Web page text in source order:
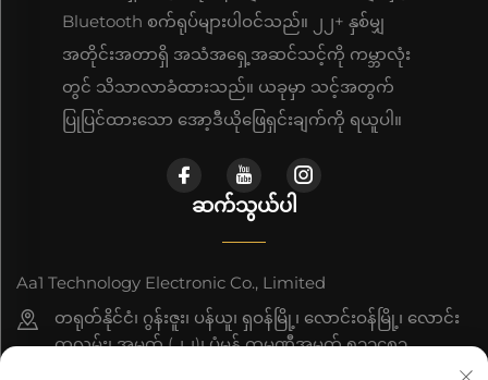
Bluetooth စက်ရုပ်များပါဝင်သည်။ ၂၂+ နှစ်မျှ
အတိုင်းအတာရှိ အသံအရှေ့အဆင်သင့်ကို ကမ္ဘာလုံး
တွင် သိသာလာခံထားသည်။ ယခုမှာ သင့်အတွက်
ပြုပြင်ထားသော အော့ဒီယိုဖြေရှင်းချက်ကို ရယူပါ။
ဆက်သွယ်ပါ
Aa1 Technology Electronic Co., Limited
တရုတ်နိုင်ငံ၊ ဂွန်းဇူး၊ ပန်ယူ၊ ရှဝန်မြို့၊ လောင်းဝန်မြို့၊ လောင်း
ကူလမ်း၊ အမှတ် (၂၂)၊ ပုံမှန် ကုမ္ပဏီအမှတ် ၅၁၁၄၈၃